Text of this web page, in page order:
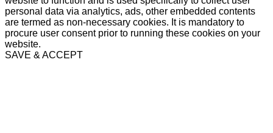
personal data via analytics, ads, other embedded contents
are termed as non-necessary cookies. It is mandatory to
procure user consent prior to running these cookies on your
website.
SAVE & ACCEPT